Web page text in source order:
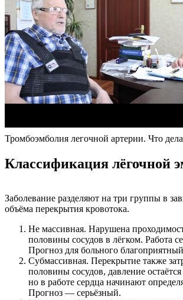
Тромбоэмболия легочной артерии. Что
Классификация лёгочной
Заболевание разделяют на три группы в
объёма перекрытия кровотока.
Не массивная. Нарушена
половины сосудов в лёгком. Работа
Прогноз для больного
Субмассивная. Перекрытие также
половины сосудов, давление
но в работе сердца начинают
Прогноз — серьёзный.